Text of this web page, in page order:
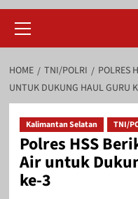
Menu
HOME TNI/POLRI
POLRES
UNTUK DUKUNG HAUL GURU
Kalimantan Selatan TNI/
Polres HSS
Air untuk
ke-3